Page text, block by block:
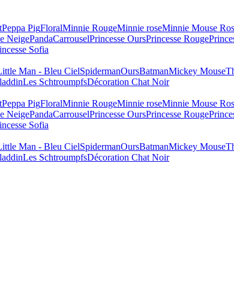
Peppa PigFloralMinnie RougeMinnie roseMinnie Mouse
NeigePandaCarrouselPrincesse OursPrincesse Rouge
Sofia
Man - Bleu CielSpidermanOursBatmanMickey Mouse
Les SchtroumpfsDécoration Chat Noir
Peppa PigFloralMinnie RougeMinnie roseMinnie Mouse
NeigePandaCarrouselPrincesse OursPrincesse Rouge
Sofia
Man - Bleu CielSpidermanOursBatmanMickey Mouse
Les SchtroumpfsDécoration Chat Noir